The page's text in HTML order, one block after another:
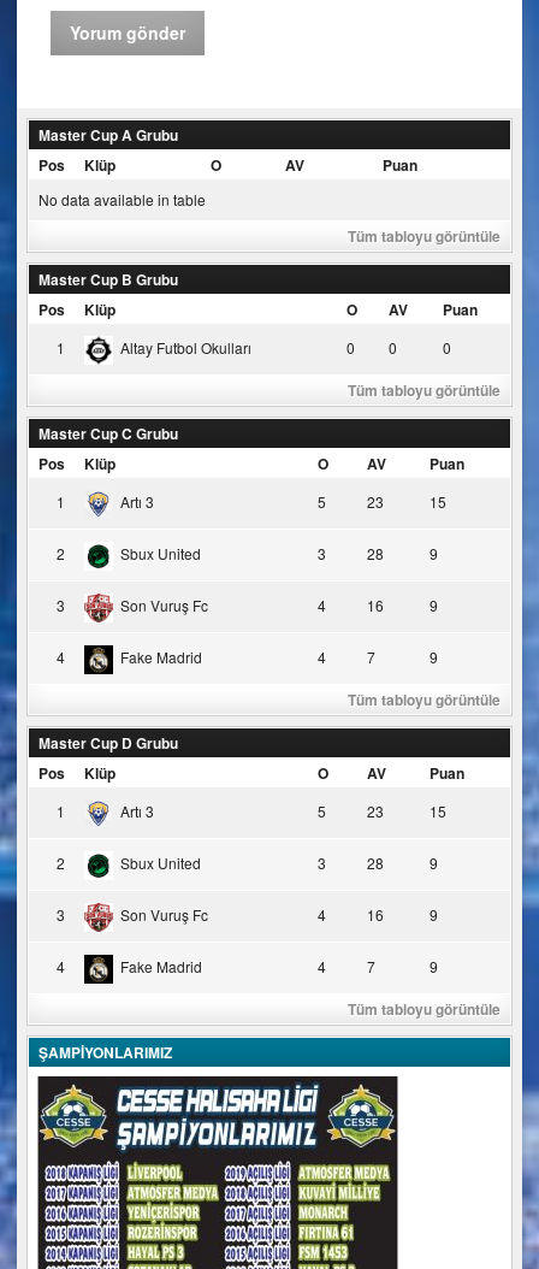
Master Cup A Grubu
Pos
Klüp O AV Puan
No data available in table
Tüm tabloyu görüntüle
Master Cup B Grubu
Pos
Klüp O AV Puan
1 Altay Futbol Okulları 0 0 0
Tüm tabloyu görüntüle
Master Cup C Grubu
Pos
Klüp O AV Puan
1 Artı 3 5 23 15
2 Sbux United 3 28 9
3 Son Vuruş Fc 4 16 9
4 Fake Madrid 4 7 9
Tüm tabloyu görüntüle
Master Cup D Grubu
Pos
Klüp O AV Puan
1 Artı 3 5 23 15
2 Sbux United 3 28 9
3 Son Vuruş Fc 4 16 9
4 Fake Madrid 4 7 9
Tüm tabloyu görüntüle
ŞAMPİYONLARIMIZ